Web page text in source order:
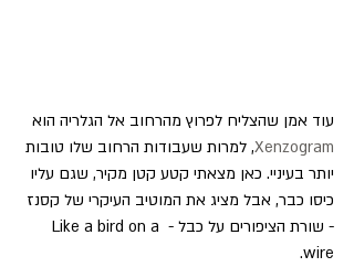
עוד אמן שהצליח לפרוץ מהרחוב אל הגלריה הוא
Xenzogram, למרות שעבודות הרחוב שלו טובות
יותר בעיניי. כאן מצאתי קטע קטן מקיר, שגם עליו
כיסו כבר, אבל מציג את המוטיב העיקרי של קסנז
- שורת הציפורים על כבל - Like a bird on a
wire.